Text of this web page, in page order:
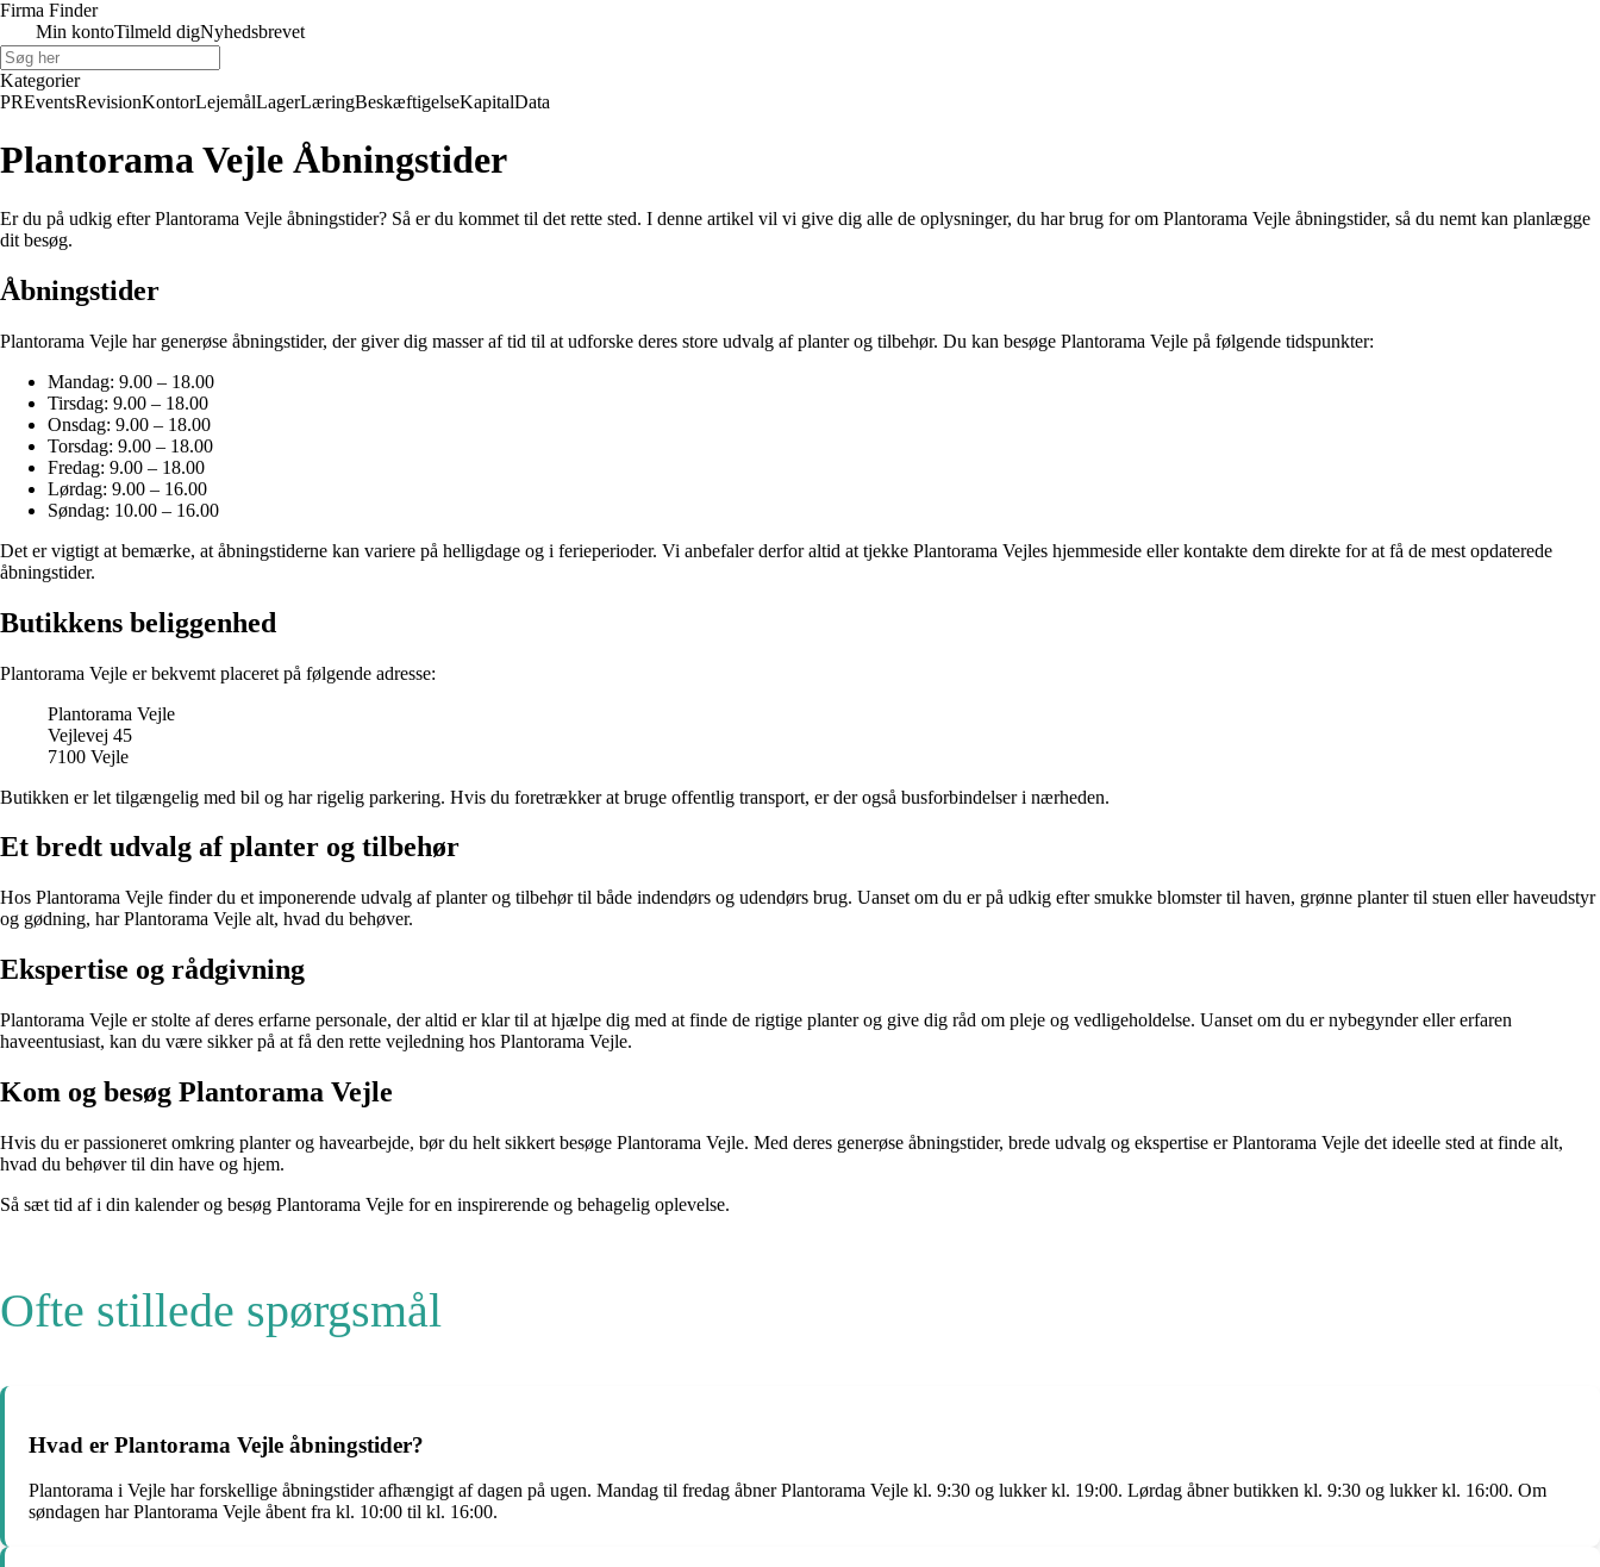
Firma Finder
Min kontoTilmeld digNyhedsbrevet
Kategorier
PREventsRevisionKontorLejemålLagerLæringBeskæftigelseKapitalData
Plantorama Vejle Åbningstider
Er du på udkig efter Plantorama Vejle åbningstider? Så er du kommet til det rette sted. I denne artikel vil vi give dig alle de oplysninger, du har brug for om Plantorama Vejle åbningstider, så du nemt kan planlægge
dit besøg.
Åbningstider
Plantorama Vejle har generøse åbningstider, der giver dig masser af tid til at udforske deres store udvalg af planter og tilbehør. Du kan besøge Plantorama Vejle på følgende tidspunkter:
Mandag: 9.00 – 18.00
Tirsdag: 9.00 – 18.00
Onsdag: 9.00 – 18.00
Torsdag: 9.00 – 18.00
Fredag: 9.00 – 18.00
Lørdag: 9.00 – 16.00
Søndag: 10.00 – 16.00
Det er vigtigt at bemærke, at åbningstiderne kan variere på helligdage og i ferieperioder. Vi anbefaler derfor altid at tjekke Plantorama Vejles hjemmeside eller kontakte dem direkte for at få de mest opdaterede
åbningstider.
Butikkens beliggenhed
Plantorama Vejle er bekvemt placeret på følgende adresse:
Plantorama Vejle
Vejlevej 45
7100 Vejle
Butikken er let tilgængelig med bil og har rigelig parkering. Hvis du foretrækker at bruge offentlig transport, er der også busforbindelser i nærheden.
Et bredt udvalg af planter og tilbehør
Hos Plantorama Vejle finder du et imponerende udvalg af planter og tilbehør til både indendørs og udendørs brug. Uanset om du er på udkig efter smukke blomster til haven, grønne planter til stuen eller haveudstyr
og gødning, har Plantorama Vejle alt, hvad du behøver.
Ekspertise og rådgivning
Plantorama Vejle er stolte af deres erfarne personale, der altid er klar til at hjælpe dig med at finde de rigtige planter og give dig råd om pleje og vedligeholdelse. Uanset om du er nybegynder eller erfaren
haveentusiast, kan du være sikker på at få den rette vejledning hos Plantorama Vejle.
Kom og besøg Plantorama Vejle
Hvis du er passioneret omkring planter og havearbejde, bør du helt sikkert besøge Plantorama Vejle. Med deres generøse åbningstider, brede udvalg og ekspertise er Plantorama Vejle det ideelle sted at finde alt,
hvad du behøver til din have og hjem.
Så sæt tid af i din kalender og besøg Plantorama Vejle for en inspirerende og behagelig oplevelse.
Ofte stillede spørgsmål
Hvad er Plantorama Vejle åbningstider?
Plantorama i Vejle har forskellige åbningstider afhængigt af dagen på ugen. Mandag til fredag åbner Plantorama Vejle kl. 9:30 og lukker kl. 19:00. Lørdag åbner butikken kl. 9:30 og lukker kl. 16:00. Om
søndagen har Plantorama Vejle åbent fra kl. 10:00 til kl. 16:00.